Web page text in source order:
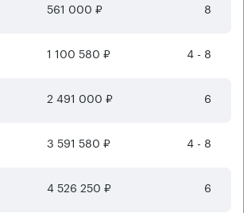
561 000 ₽ 8
1 100 580 ₽ 4 - 8
2 491 000 ₽ 6
3 591 580 ₽ 4 - 8
4 526 250 ₽ 6